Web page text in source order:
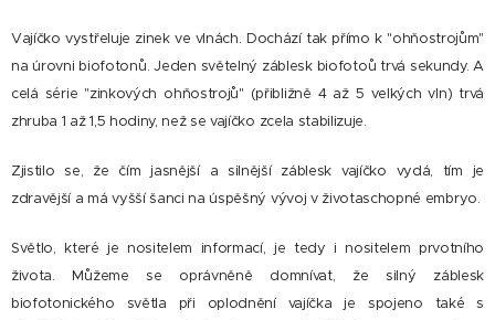
Vajíčko vystřeluje zinek ve vlnách. Dochází tak přímo k "ohňostrojům"
na úrovni biofotonů. Jeden světelný záblesk biofotoů trvá sekundy. A
celá série "zinkových ohňostrojů" (přibližně 4 až 5 velkých vln) trvá
zhruba 1 až 1,5 hodiny, než se vajíčko zcela stabilizuje.
Zjistilo se, že čím jasnější a silnější záblesk vajíčko vydá, tím je
zdravější a má vyšší šanci na úspěšný vývoj v životaschopné embryo.
Světlo, které je nositelem informací, je tedy i nositelem prvotního
života. Můžeme se oprávněně domnívat, že silný záblesk
biofotonického světla při oplodnění vajíčka je spojeno také s